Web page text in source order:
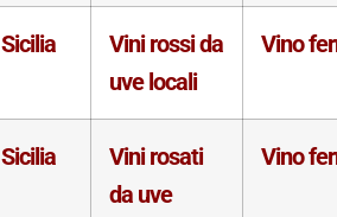
Sicilia
Vini rossi da
uve locali
Vino
Sicilia
Vini rosati
da uve
Vino